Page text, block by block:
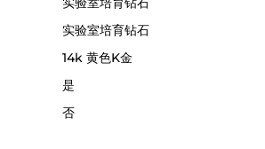
实验室培育钻石
14k 黄色K金
是
否